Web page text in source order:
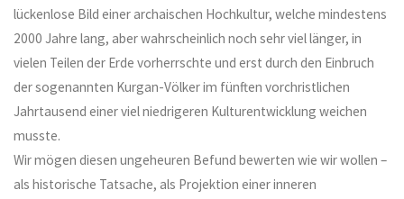
lückenlose Bild einer archaischen Hochkultur, welche mindestens
2000 Jahre lang, aber wahrscheinlich noch sehr viel länger, in
vielen Teilen der Erde vorherrschte und erst durch den Einbruch
der sogenannten Kurgan-Völker im fünften vorchristlichen
Jahrtausend einer viel niedrigeren Kulturentwicklung weichen
musste.
Wir mögen diesen ungeheuren Befund bewerten wie wir wollen –
als historische Tatsache, als Projektion einer inneren